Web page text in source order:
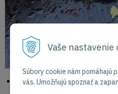
Vaše nastavenie
Súbory cookie nám pomáhajú
vás. Umožňujú spoznať a
Zakryjte vekom na grilovanie,